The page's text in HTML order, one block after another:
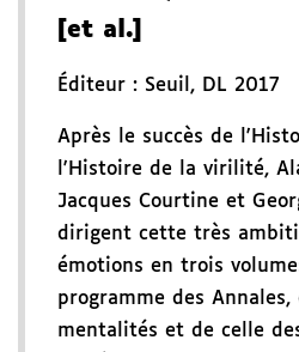
[et al.]
Éditeur : Seuil , DL 2017
Après le succès de
l'Histoire de la virilité,
Jacques Courtine et
dirigent cette très
émotions en trois
programme des
mentalités et de celle